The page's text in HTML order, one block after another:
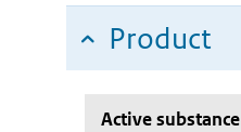
Product
Active substance